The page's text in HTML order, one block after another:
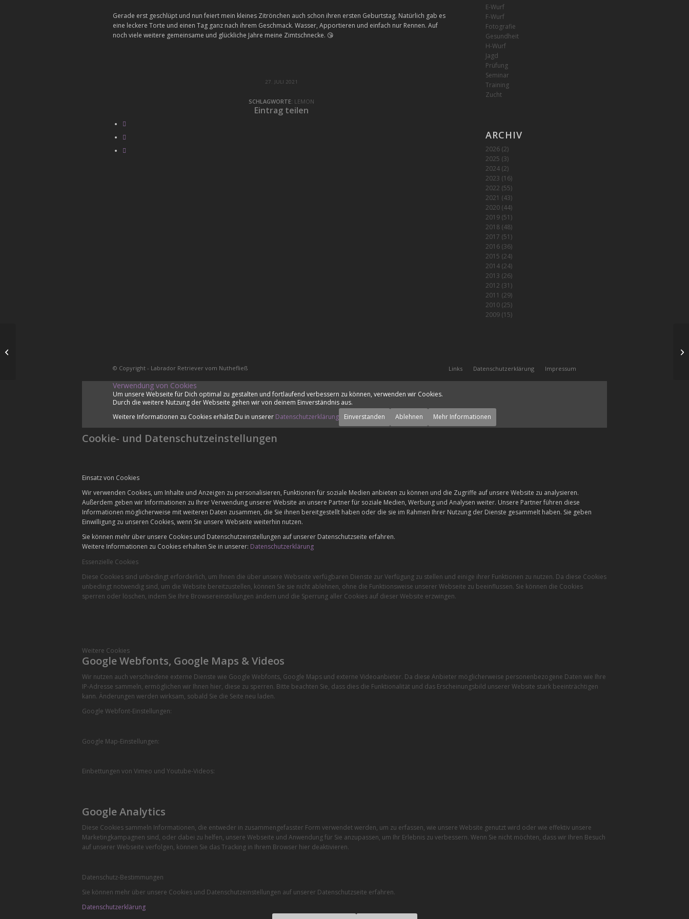
Gerade erst geschlüpt und nun feiert mein kleines Zitrönchen auch schon ihren ersten Geburtstag. Natürlich gab es
eine leckere Torte und einen Tag ganz nach ihrem Geschmack. Wasser, Apportieren und einfach nur Rennen. Auf
noch viele weitere gemeinsame und glückliche Jahre meine Zimtschnecke. 😘
27. JULI 2021
SCHLAGWORTE: LEMON
Eintrag teilen
E-Wurf
F-Wurf
Fotografie
Gesundheit
H-Wurf
Jagd
Prüfung
Seminar
Training
Zucht
ARCHIV
2026(2)
2025 (3)
2024(2)
2023 (16)
2022 (55)
2021 (43)
2020(44)
2019(51)
2018(48)
2017 (51)
2016(36)
2015 (24)
2014(24)
2013 (26)
2012 (31)
2011 (29)
2010(25)
2009(15)
© Copyright - Labrador Retriever vom Nuthefließ Links Datenschutzerklärung Impressum
3
Verwendung von Cookies
Um unsere Webseite für Dich optimal zu gestalten und fortlaufend verbessern zu können, verwenden wir Cookies.
Durch die weitere Nutzung der Webseite gehen wir von deinem Einverständnis aus.
Weitere Informationen zu Cookies erhälst Du in unserer Datenschutzerklärung Einverstanden Ablehnen Mehr Informationen
Cookie- und Datenschutzeinstellungen
Einsatz von Cookies
Wir verwenden Cookies, um Inhalte und Anzeigen zu personalisieren, Funktionen für soziale Medien anbieten zu können und die Zugriffe auf unsere Website zu analysieren.
Außerdem geben wir Informationen zu Ihrer Verwendung unserer Website an unsere Partner für soziale Medien, Werbung und Analysen weiter. Unsere Partner führen diese
Informationen möglicherweise mit weiteren Daten zusammen, die Sie ihnen bereitgestellt haben oder die sie im Rahmen Ihrer Nutzung der Dienste gesammelt haben. Sie geben
Einwilligung zu unseren Cookies, wenn Sie unsere Webseite weiterhin nutzen.
Sie können mehr über unsere Cookies und Datenschutzeinstellungen auf unserer Datenschutzseite erfahren.
Weitere Informationen zu Cookies erhalten Sie in unserer: Datenschutzerklärung
Essenzielle Cookies
Diese Cookies sind unbedingt erforderlich, um Ihnen die über unsere Webseite verfügbaren Dienste zur Verfügung zu stellen und einige ihrer Funktionen zu nutzen. Da diese Cookies
unbedingt notwendig sind, um die Website bereitzustellen, können Sie sie nicht ablehnen, ohne die Funktionsweise unserer Webseite zu beeinflussen. Sie können die Cookies
sperren oder löschen, indem Sie Ihre Browsereinstellungen ändern und die Sperrung aller Cookies auf dieser Website erzwingen.
Weitere Cookies
Google Webfonts, Google Maps & Videos
Wir nutzen auch verschiedene externe Dienste wie Google Webfonts, Google Maps und externe Videoanbieter. Da diese Anbieter möglicherweise personenbezogene Daten wie Ihre
IP-Adresse sammeln, ermöglichen wir Ihnen hier, diese zu sperren. Bitte beachten Sie, dass dies die Funktionalität und das Erscheinungsbild unserer Website stark beeinträchtigen
kann. Änderungen werden wirksam, sobald Sie die Seite neu laden.
Google Webfont-Einstellungen:
Google Map-Einstellungen:
Einbettungen von Vimeo und Youtube-Videos:
Google Analytics
Diese Cookies sammeln Informationen, die entweder in zusammengefasster Form verwendet werden, um zu erfassen, wie unsere Website genutzt wird oder wie effektiv unsere
Marketingkampagnen sind, oder dabei zu helfen, unsere Webseite und Anwendung für Sie anzupassen, um Ihr Erlebnis zu verbessern. Wenn Sie nicht möchten, dass wir Ihren Besuch
auf unserer Webseite verfolgen, können Sie das Tracking in Ihrem Browser hier deaktivieren.
Datenschutz-Bestimmungen
Sie können mehr über unsere Cookies und Datenschutzeinstellungen auf unserer Datenschutzseite erfahren.
Datenschutzerklärung